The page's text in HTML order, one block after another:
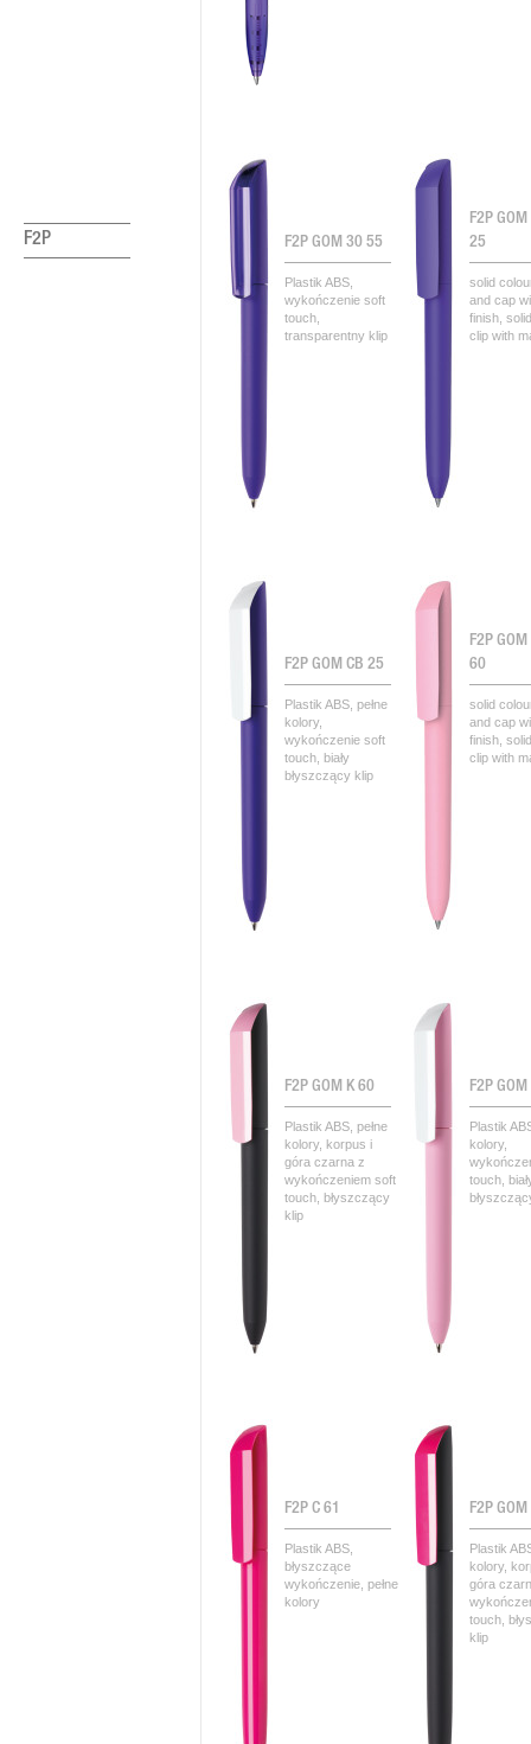
F2P F2P GOM 30 55
Plastik ABS,
wykończenie soft
touch,
transparentny klip
F2P GOM
25
solid
and cap
finish,
clip with
F2P GOM CB 25
Plastik ABS, pełne
kolory,
wykończenie soft
touch, biały
błyszczący klip
F2P GOM
60
solid
and cap
finish,
clip with
F2P GOM K 60
Plastik ABS, pełne
kolory, korpus i
góra czarna z
wykończeniem soft
touch, błyszczący
klip
F2P
Plastik
kolory,
touch,
F2P C 61
Plastik ABS,
błyszczące
wykończenie, pełne
kolory
F2P
Plastik
kolory,
góra
touch,
klip